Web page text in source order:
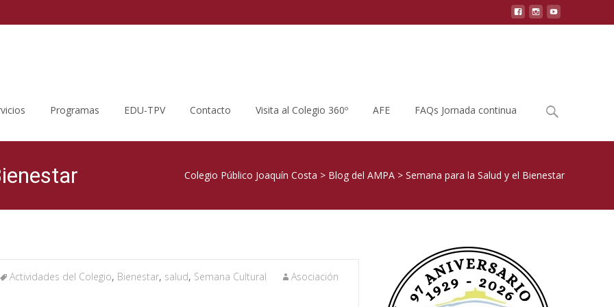
Programas EDU-TPV Contacto Visita al Colegio 360º AFE FAQs Jornada continua
Buscar
por:
Colegio Público Joaquín Costa > Blog del AMPA > Semana para la Salud y el Bienestar
Actividades del Colegio, Bienestar, salud, Semana Cultural
Asociación